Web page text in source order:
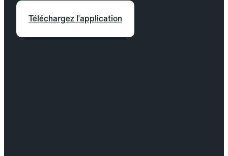
Téléchargez l'application